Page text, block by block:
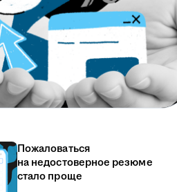
Пожаловаться
на недостоверное резюме
стало проще